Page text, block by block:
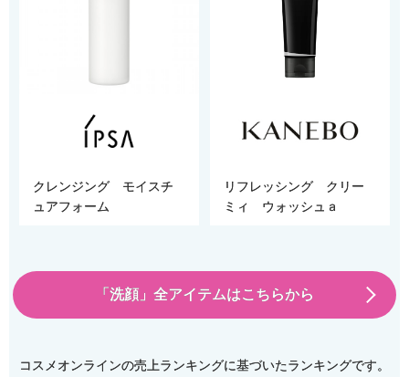
クレンジング モイスチ
ュアフォーム
リフレッシング クリー
ミィ ウォッシュａ
「洗顔」全アイテムはこちらから
コスメオンラインの売上ランキングに基づいたランキングです。